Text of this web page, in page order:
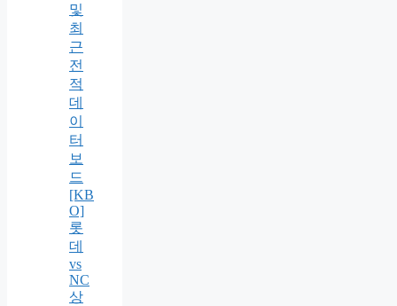
및
최
근
전
적
데
이
터
보
드
[KB
O]
롯
데
vs
NC
상